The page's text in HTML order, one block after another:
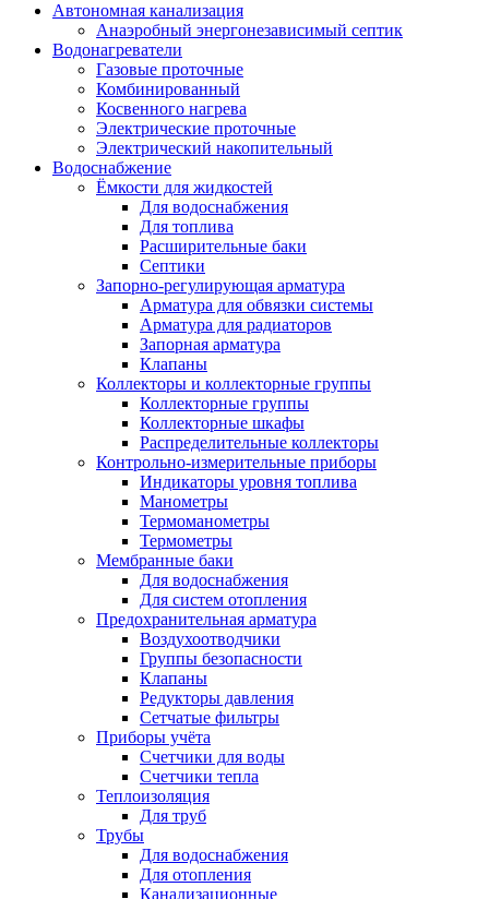
Автономная канализация
Анаэробный энергонезависимый септик
Водонагреватели
Газовые проточные
Комбинированный
Косвенного нагрева
Электрические проточные
Электрический накопительный
Водоснабжение
Ёмкости для жидкостей
Для водоснабжения
Для топлива
Расширительные баки
Септики
Запорно-регулирующая арматура
Арматура для обвязки системы
Арматура для радиаторов
Запорная арматура
Клапаны
Коллекторы и коллекторные группы
Коллекторные группы
Коллекторные шкафы
Распределительные коллекторы
Контрольно-измерительные приборы
Индикаторы уровня топлива
Манометры
Термоманометры
Термометры
Мембранные баки
Для водоснабжения
Для систем отопления
Предохранительная арматура
Воздухоотводчики
Группы безопасности
Клапаны
Редукторы давления
Сетчатые фильтры
Приборы учёта
Счетчики для воды
Счетчики тепла
Теплоизоляция
Для труб
Трубы
Для водоснабжения
Для отопления
Канализационные